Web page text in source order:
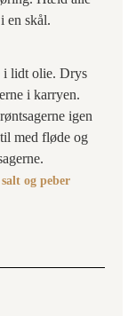
en skål.
i lidt olie. Drys
i karryen.
igen
med fløde og
salt og peber